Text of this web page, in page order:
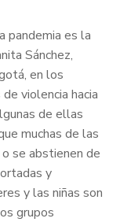
pandemia es la
Sánchez,
en los
violencia hacia
de ellas
muchas de las
se abstienen de
y
y las niñas son
grupos